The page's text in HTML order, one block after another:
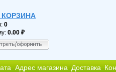
0
0.00
Адрес магазина Доставка